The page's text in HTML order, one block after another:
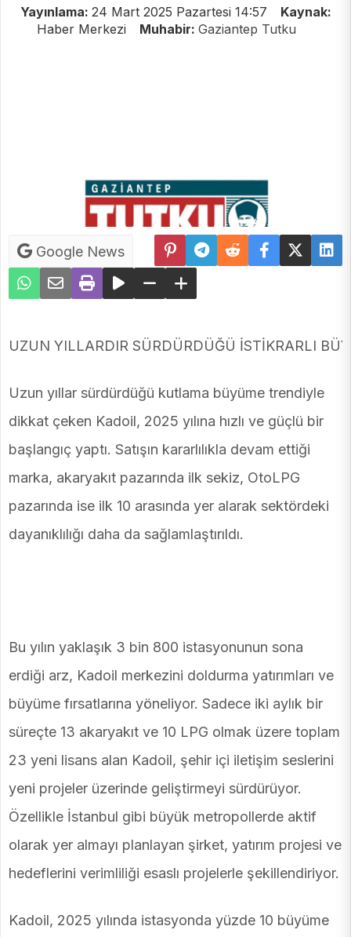
Yayınlama: 24 Mart 2025 Pazartesi 14:57
Kaynak:
Haber Merkezi
Muhabir: Gaziantep Tutku
Google News
UZUN YILLARDIR SÜRDÜRDÜĞÜ İSTİKRARLI
Uzun yıllar sürdürdüğü kutlama büyüme trendiyle
dikkat çeken Kadoil, 2025 yılına hızlı ve güçlü bir
başlangıç ​​yaptı. Satışın kararlılıkla devam ettiği
marka, akaryakıt pazarında ilk sekiz, OtoLPG
pazarında ise ilk 10 arasında yer alarak sektördeki
dayanıklılığı daha da sağlamlaştırıldı.
Bu yılın yaklaşık 3 bin 800 istasyonunun sona
erdiği arz, Kadoil merkezini doldurma yatırımları ve
büyüme fırsatlarına yöneliyor. Sadece iki aylık bir
süreçte 13 akaryakıt ve 10 LPG olmak üzere toplam
23 yeni lisans alan Kadoil, şehir içi iletişim seslerini
yeni projeler üzerinde geliştirmeyi sürdürüyor.
Özellikle İstanbul gibi büyük metropollerde aktif
olarak yer almayı planlayan şirket, yatırım projesi ve
hedeflerini verimliliği esaslı projelerle şekillendiriyor.
Kadoil, 2025 yılında istasyonda yüzde 10 büyüme